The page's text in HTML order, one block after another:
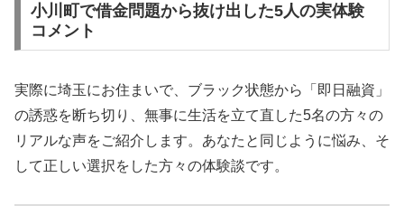
小川町で借金問題から抜け出した5人の実体験
コメント
実際に埼玉にお住まいで、ブラック状態から「即日融資」
の誘惑を断ち切り、無事に生活を立て直した5名の方々の
リアルな声をご紹介します。あなたと同じように悩み、そ
して正しい選択をした方々の体験談です。